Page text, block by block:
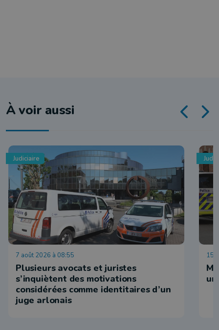
À voir aussi
Judiciaire
7 août 2026 à 08:55
Plusieurs avocats et juristes
s’inquiètent des motivations
considérées comme identitaires d’un
juge arlonais
15